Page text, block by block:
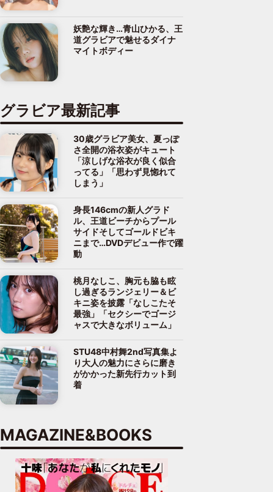
妖艶な輝き…青山ひかる、王
道グラビアで魅せるダイナ
マイトボディー
グラビア最新記事
30歳グラビア美女、夏っぽ
さ全開の浴衣姿がキュート
「涼しげな浴衣が良く似合
ってる」「思わず見惚れて
しまう」
身長146cmの新人グラド
ル、王道ビーチからプール
サイドそしてゴールドビキ
ニまで…DVDデビュー作で躍
動
桃月なしこ、胸元も脇も眩
し過ぎるランジェリー＆ビ
キニ姿を披露「なしこたそ
最強」「セクシーでゴージ
ャスで大きなボリューム」
STU48中村舞2nd写真集よ
り大人の魅力にさらに磨き
がかかった新先行カット到
着
MAGAZINE&BOOKS